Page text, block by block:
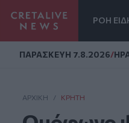
ΡΟΗ
ΠΑΡΑΣΚΕΥΗ 7.8.2026/
ΑΡΧΙΚΗ / ΚΡΉΤΗ